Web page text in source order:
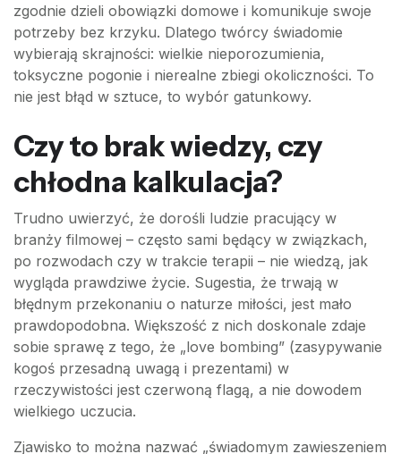
zgodnie dzieli obowiązki domowe i komunikuje swoje
potrzeby bez krzyku. Dlatego twórcy świadomie
wybierają skrajności: wielkie nieporozumienia,
toksyczne pogonie i nierealne zbiegi okoliczności. To
nie jest błąd w sztuce, to wybór gatunkowy.
Czy to brak wiedzy, czy
chłodna kalkulacja?
Trudno uwierzyć, że dorośli ludzie pracujący w
branży filmowej – często sami będący w związkach,
po rozwodach czy w trakcie terapii – nie wiedzą, jak
wygląda prawdziwe życie. Sugestia, że trwają w
błędnym przekonaniu o naturze miłości, jest mało
prawdopodobna. Większość z nich doskonale zdaje
sobie sprawę z tego, że „love bombing” (zasypywanie
kogoś przesadną uwagą i prezentami) w
rzeczywistości jest czerwoną flagą, a nie dowodem
wielkiego uczucia.
Zjawisko to można nazwać „świadomym zawieszeniem